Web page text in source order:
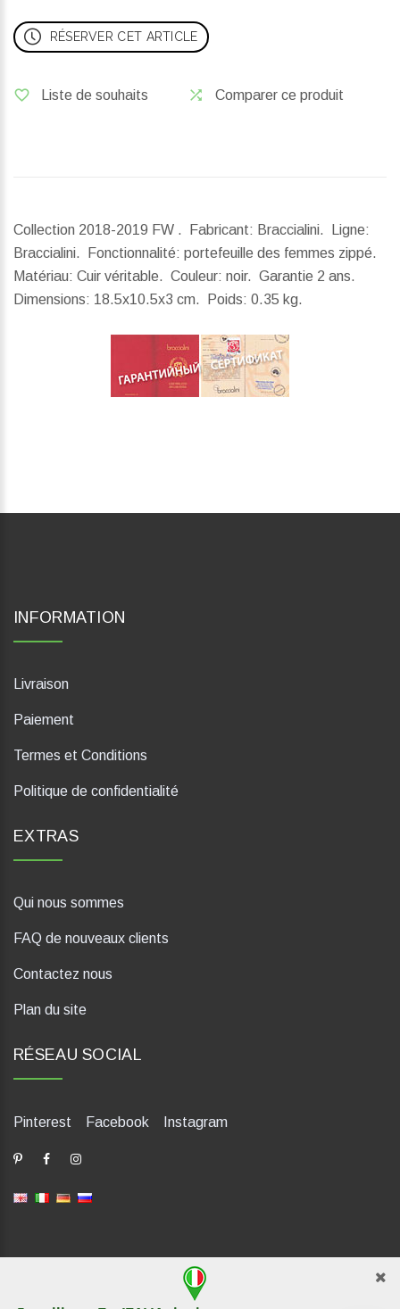
RÉSERVER CET ARTICLE
Liste de souhaits Comparer ce produit
Collection 2018-2019 FW . Fabricant: Braccialini. Ligne:
Braccialini. Fonctionnalité: portefeuille des femmes zippé.
Matériau: Cuir véritable. Couleur: noir. Garantie 2 ans.
Dimensions: 18.5x10.5x3 cm. Poids: 0.35 kg.
INFORMATION
Livraison
Paiement
Termes et Conditions
Politique de confidentialité
EXTRAS
Qui nous sommes
FAQ de nouveaux clients
Contactez nous
Plan du site
RÉSEAU SOCIAL
Pinterest Facebook Instagram
dP Motion Media. Via La Piana 430, 47835 Saludecio (RN), Italia.